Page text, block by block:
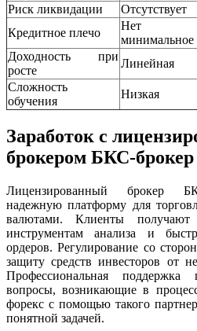
Риск ликвидации
Отсутствует
Кредитное плечо
Нет
минимальное
Доходность при
росте
Линейная
Сложность
обучения
Низкая
Заработок с
брокером БКС-брокер
Лицензированный брокер
надежную платформу для
валютами. Клиенты
инструментам анализа и
ордеров. Регулирование со
защиту средств инвесторов от
Профессиональная
вопросы, возникающие в
форекс с помощью такого
понятной задачей.